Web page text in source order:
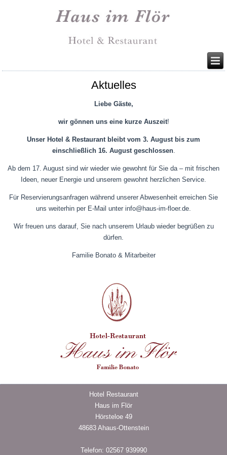
Aktuelles
Liebe Gäste,
wir gönnen uns eine kurze Auszeit!
Unser Hotel & Restaurant bleibt vom 3. August bis zum
einschließlich 16. August geschlossen.
Ab dem 17. August sind wir wieder wie gewohnt für Sie da – mit frischen
Ideen, neuer Energie und unserem gewohnt herzlichen Service.
Für Reservierungsanfragen während unserer Abwesenheit erreichen Sie
uns weiterhin per E‑Mail unter info@haus-im-floer.de.
Wir freuen uns darauf, Sie nach unserem Urlaub wieder begrüßen zu
dürfen.
Familie Bonato & Mitarbeiter
Hotel Restaurant
Haus im Flör
Hörsteloe 49
48683 Ahaus-Ottenstein
Telefon: 02567 939990